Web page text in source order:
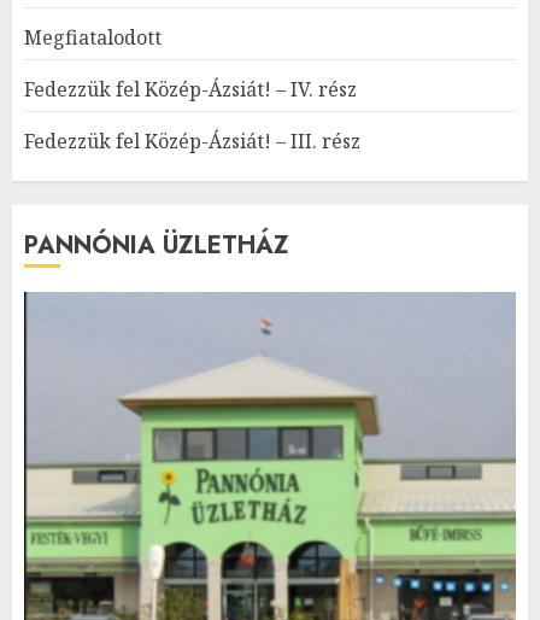
Megfiatalodott
Fedezzük fel Közép-Ázsiát! – IV. rész
Fedezzük fel Közép-Ázsiát! – III. rész
PANNÓNIA ÜZLETHÁZ